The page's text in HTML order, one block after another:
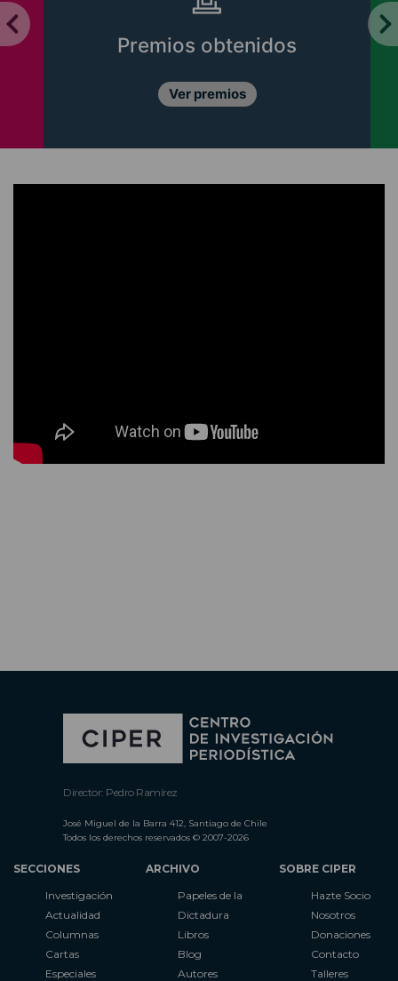
Premios obtenidos
Ver premios
Director: Pedro Ramírez
José Miguel de la Barra 412, Santiago de Chile
Todos los derechos reservados © 2007-2026
SECCIONES
Investigación
Actualidad
Columnas
Cartas
Especiales
ARCHIVO
Papeles de la
Dictadura
Libros
Blog
Autores
SOBRE CIPER
Hazte Socio
Nosotros
Donaciones
Contacto
Talleres